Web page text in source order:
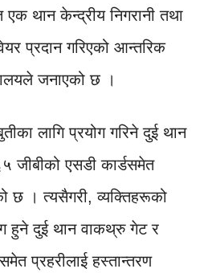
एक थान केन्द्रीय निगरानी तथा
प्रदान गरिएको आन्तरिक
जनाएको छ ।
लागि प्रयोग गरिने दुई थान
जीबीको एसडी कार्डसमेत
छ । त्यसैगरी, व्यक्तिहरूको
हुने दुई थान वाकथ्रु गेट र
प्रहरीलाई हस्तान्तरण